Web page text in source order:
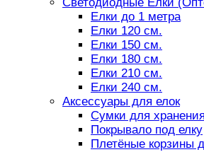
Елки до 1 метра
Елки 120 см.
Елки 150 см.
Елки 180 см.
Елки 210 см.
Елки 240 см.
Аксессуары для елок
Сумки для
Покрывало под елку
Плетёные корзины